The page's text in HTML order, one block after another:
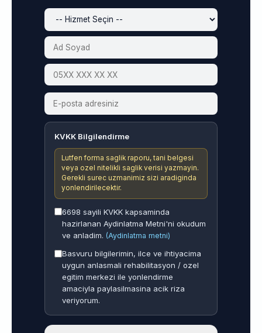
KVKK Bilgilendirme
Lutfen forma saglik raporu, tani belgesi
veya ozel nitelikli saglik verisi yazmayin.
Gerekli surec uzmanimiz sizi aradiginda
yonlendirilecektir.
6698 sayili KVKK kapsaminda
hazirlanan Aydinlatma Metni'ni okudum
ve anladim. (Aydinlatma metni)
Basvuru bilgilerimin, ilce ve ihtiyacima
uygun anlasmali rehabilitasyon / ozel
egitim merkezi ile yonlendirme
amaciyla paylasilmasina acik riza
veriyorum.